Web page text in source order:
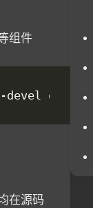
组件
在源码